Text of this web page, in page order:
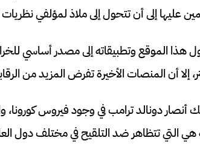
عليها إلى أن تتحول إلى ملاذ لمؤلفي
هذا الموقع وتطبيقاته إلى مصدر أساسي
إلا أن المنصات الأخيرة تفرض المزيد من
دونالد ترامب في وجود فيروس كورونا،
هي التي تتظاهر ضد التلقيح في مختلف دول